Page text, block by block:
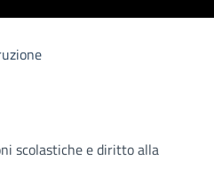
notizia
scolastiche e diritto alla